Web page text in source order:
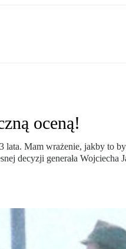
oceną!
Mam wrażenie, jakby to
decyzji generała